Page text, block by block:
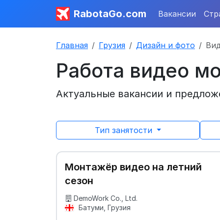
RabotaGo.com Вакансии
Главная Грузия Дизайн и фото
Работа видео
Актуальные вакансии и
Тип занятости
Монтажёр видео на летний
сезон
DemoWork Co., Ltd.
Батуми, Грузия